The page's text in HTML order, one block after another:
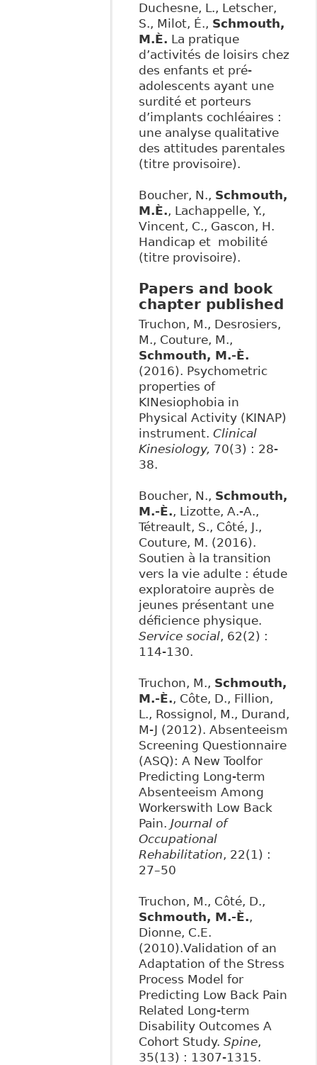
Duchesne, L., Letscher,
S., Milot, É., Schmouth,
M.È. La pratique
d’activités de loisirs chez
des enfants et pré-
adolescents ayant une
surdité et porteurs
d’implants cochléaires :
une analyse qualitative
des attitudes parentales
(titre provisoire).
Boucher, N., Schmouth,
M.È., Lachappelle, Y.,
Vincent, C., Gascon, H.
Handicap et mobilité
(titre provisoire).
Papers and book
chapter published
Truchon, M., Desrosiers,
M., Couture, M.,
Schmouth, M.-È.
(2016). Psychometric
properties of
KINesiophobia in
Physical Activity (KINAP)
instrument. Clinical
Kinesiology, 70(3) : 28-
38.
Boucher, N., Schmouth,
M.-È., Lizotte, A.-A.,
Tétreault, S., Côté, J.,
Couture, M. (2016).
Soutien à la transition
vers la vie adulte : étude
exploratoire auprès de
jeunes présentant une
déficience physique.
Service social, 62(2) :
114-130.
Truchon, M., Schmouth,
M.-È., Côte, D., Fillion,
L., Rossignol, M., Durand,
M-J (2012). Absenteeism
Screening Questionnaire
(ASQ): A New Toolfor
Predicting Long-term
Absenteeism Among
Workerswith Low Back
Pain. Journal of
Occupational
Rehabilitation, 22(1) :
27–50
Truchon, M., Côté, D.,
Schmouth, M.-È.,
Dionne, C.E.
(2010).Validation of an
Adaptation of the Stress
Process Model for
Predicting Low Back Pain
Related Long-term
Disability Outcomes A
Cohort Study. Spine,
35(13) : 1307-1315.